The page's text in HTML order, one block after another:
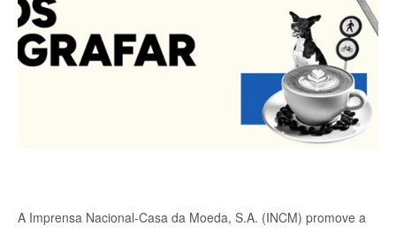
A Imprensa Nacional-Casa da Moeda, S.A. (INCM) promove a